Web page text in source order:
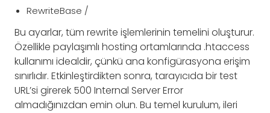
RewriteBase /
Bu ayarlar, tüm rewrite işlemlerinin temelini oluşturur.
Özellikle paylaşımlı hosting ortamlarında .htaccess
kullanımı idealdir, çünkü ana konfigürasyona erişim
sınırlıdır. Etkinleştirdikten sonra, tarayıcıda bir test
URL’si girerek 500 Internal Server Error
almadığınızdan emin olun. Bu temel kurulum, ileri